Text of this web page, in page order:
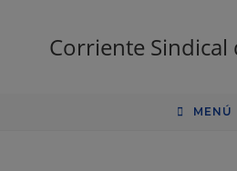
Corriente Sindical
MENÚ